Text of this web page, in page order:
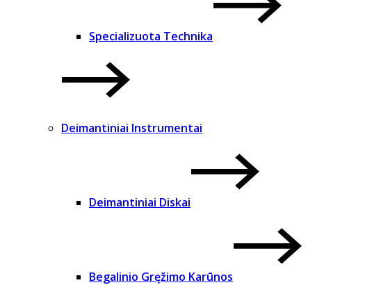
Specializuota Technika
Deimantiniai Instrumentai
Deimantiniai Diskai
Begalinio Gręžimo Karūnos